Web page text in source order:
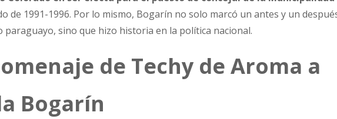
de 1991-1996. Por lo mismo, Bogarín no solo marcó un antes y un
paraguayo, sino que hizo historia en la política nacional.
de Techy de Aroma a
Bogarín